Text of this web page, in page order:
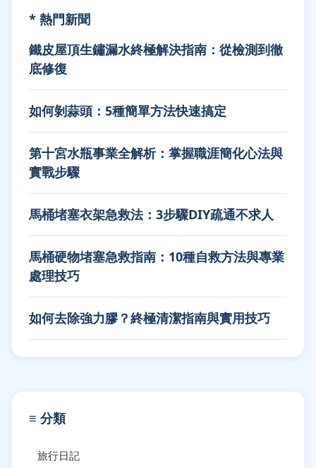
* 熱門新聞
鐵皮屋頂生鏽漏水終極解決指南：從檢測到徹
底修復
如何剝蒜頭：5種簡單方法快速搞定
第十宮水瓶事業全解析：掌握職涯簡化心法與
實戰步驟
馬桶堵塞衣架急救法：3步驟DIY疏通不求人
馬桶硬物堵塞急救指南：10種自救方法與專業
處理技巧
如何去除強力膠？終極清潔指南與實用技巧
≡ 分類
旅行日記